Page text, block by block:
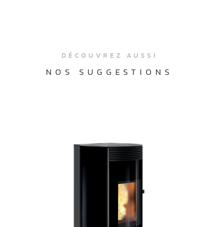
DÉCOUVREZ AUSSI
NOS SUGGESTIONS